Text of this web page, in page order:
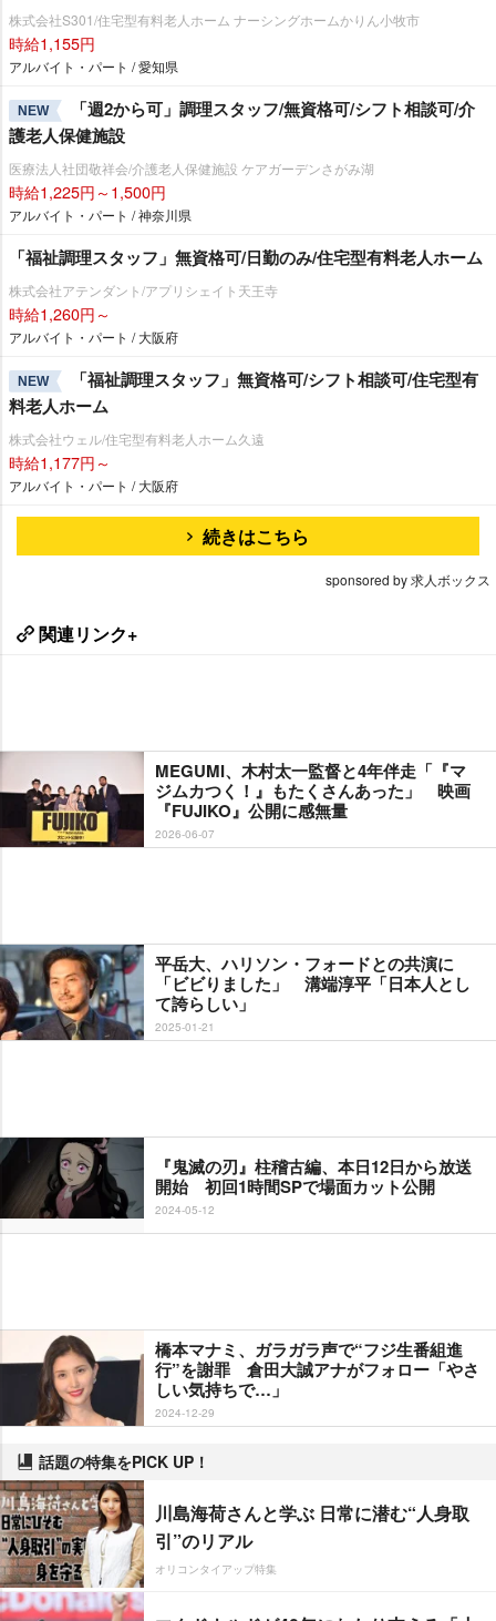
株式会社S301/住宅型有料老人ホーム ナーシングホームかりん小牧市
時給1,155円
アルバイト・パート / 愛知県
NEW
「週2から可」調理スタッフ/無資格可/シフト相談可/介
護老人保健施設
医療法人社団敬祥会/介護老人保健施設 ケアガーデンさがみ湖
時給1,225円～1,500円
アルバイト・パート / 神奈川県
「福祉調理スタッフ」無資格可/日勤のみ/住宅型有料老人ホーム
株式会社アテンダント/アプリシェイト天王寺
時給1,260円～
アルバイト・パート / 大阪府
NEW
「福祉調理スタッフ」無資格可/シフト相談可/住宅型有
料老人ホーム
株式会社ウェル/住宅型有料老人ホーム久遠
時給1,177円～
アルバイト・パート / 大阪府
続きはこちら
sponsored by 求人ボックス
関連リンク+
MEGUMI、木村太一監督と4年伴走「『マ
ジムカつく！』もたくさんあった」 映画
『FUJIKO』公開に感無量
2026-06-07
平岳大、ハリソン・フォードとの共演に
「ビビりました」 溝端淳平「日本人とし
て誇らしい」
2025-01-21
『鬼滅の刃』柱稽古編、本日12日から放送
開始 初回1時間SPで場面カット公開
2024-05-12
橋本マナミ、ガラガラ声で“フジ生番組進
行”を謝罪 倉田大誠アナがフォロー「やさ
しい気持ちで…」
2024-12-29
話題の特集をPICK UP！
川島海荷さんと学ぶ 日常に潜む“人身取
引”のリアル
オリコンタイアップ特集